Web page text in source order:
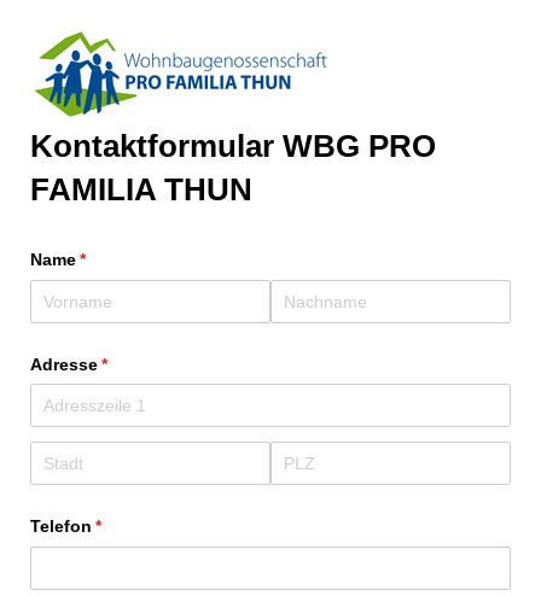
Kontaktformular WBG PRO
FAMILIA THUN
Name*
(erforderlich)
Adresse*
(erforderlich)
Telefon *
(erforderlich)